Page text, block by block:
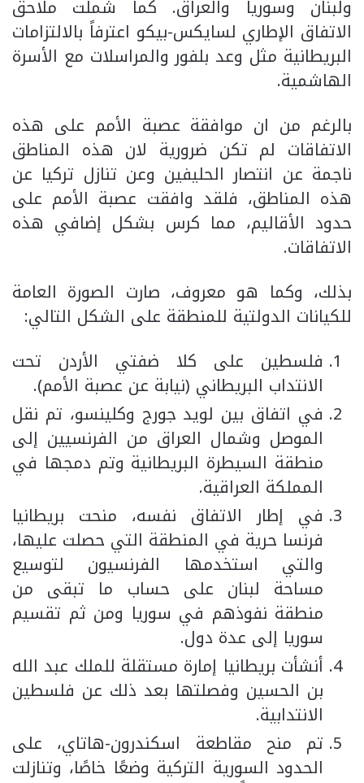
ولبنان وسوريا والعراق. كما شملت ملاحق
الاتفاق الإطاري لسايكس-بيكو اعترفاً بالالتزامات
البريطانية مثل وعد بلفور والمراسلات مع الأسرة
الهاشمية.
بالرغم من ان موافقة عصبة الأمم على هذه
الاتفاقات لم تكن ضرورية لان هذه المناطق
ناجمة عن انتصار الحليفين وعن تنازل تركيا عن
هذه المناطق، فلقد وافقت عصبة الأمم على
حدود الأقاليم، مما كرس بشكل إضافي هذه
الاتفاقات.
بذلك، وكما هو معروف، صارت الصورة العامة
للكيانات الدولتية للمنطقة على الشكل التالي:
فلسطين على كلا ضفتي الأردن تحت
الانتداب البريطاني (نيابة عن عصبة الأمم).
في اتفاق بين لويد جورج وكلينسو، تم نقل
الموصل وشمال العراق من الفرنسيين إلى
منطقة السيطرة البريطانية وتم دمجها في
المملكة العراقية.
في إطار الاتفاق نفسه، منحت بريطانيا
فرنسا حرية في المنطقة التي حصلت عليها،
والتي استخدمها الفرنسيون لتوسيع
مساحة لبنان على حساب ما تبقى من
منطقة نفوذهم في سوريا ومن ثم تقسيم
سوريا إلى عدة دول.
أنشأت بريطانيا إمارة مستقلة للملك عبد الله
بن الحسين وفصلتها بعد ذلك عن فلسطين
الانتدابية.
تم منح مقاطعة اسكندرون-هاتاي، على
الحدود السورية التركية وضعًا خاصًا، وتنازلت